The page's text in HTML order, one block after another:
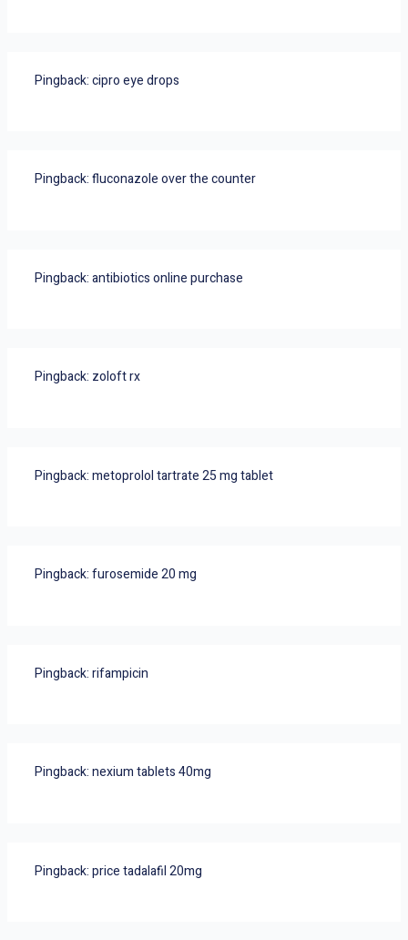
Pingback:cipro eye drops
Pingback:fluconazole over the counter
Pingback:antibiotics online purchase
Pingback: zoloft rx
Pingback:metoprolol tartrate 25 mg tablet
Pingback:furosemide 20 mg
Pingback:rifampicin
Pingback:nexium tablets 40mg
Pingback:price tadalafil 20mg